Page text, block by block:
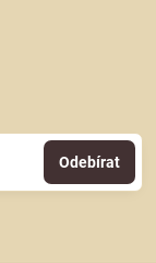
Odebírat